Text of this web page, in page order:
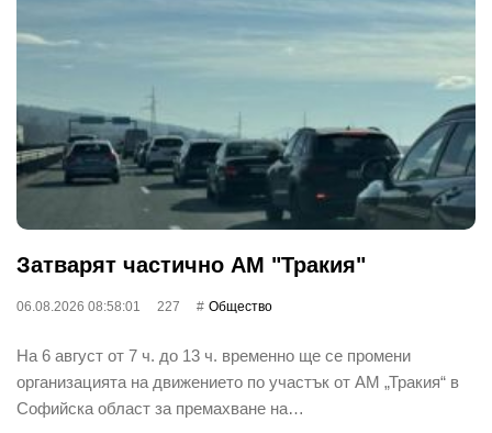
Затварят частично АМ "Тракия"
06.08.2026 08:58:01 227 Общество
На 6 август от 7 ч. до 13 ч. временно ще се промени
организацията на движението по участък от АМ „Тракия“ в
Софийска област за премахване на…